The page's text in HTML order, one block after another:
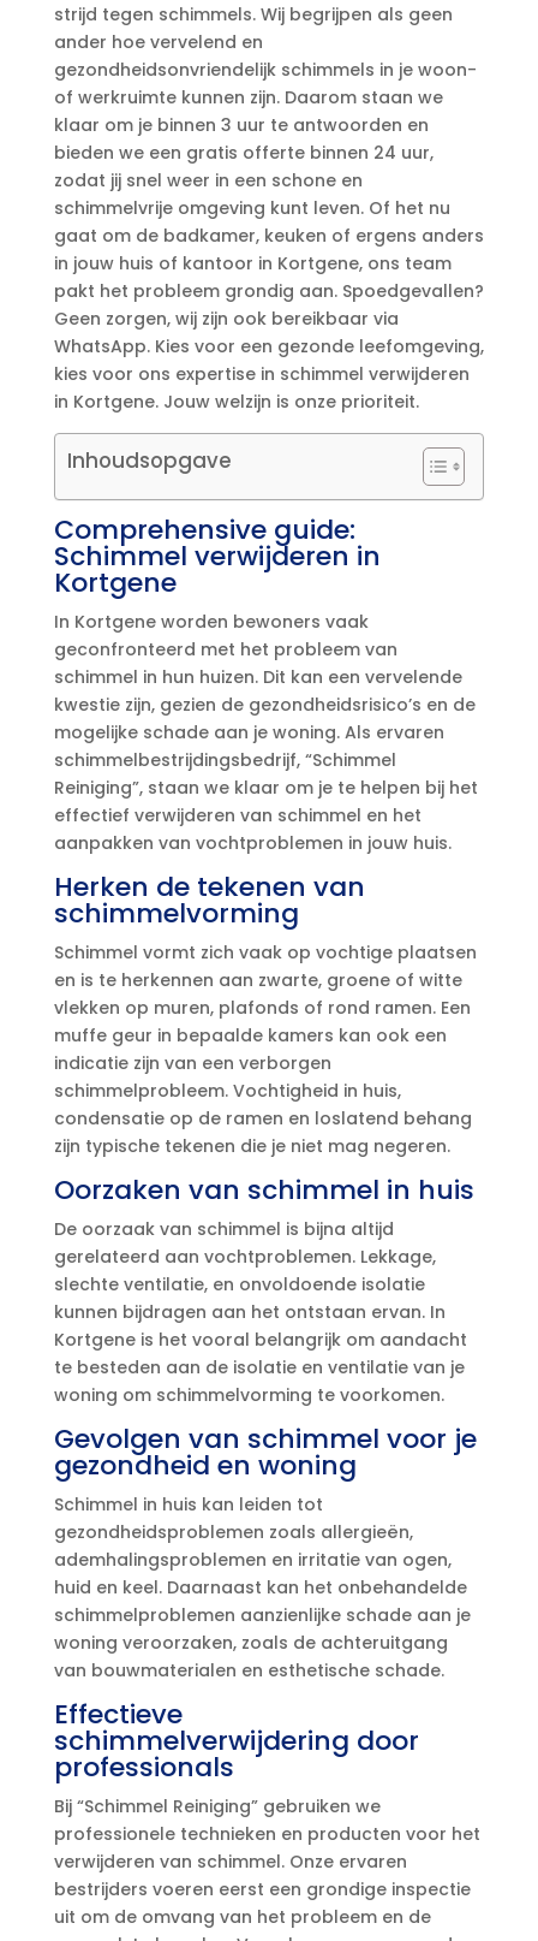
strijd tegen schimmels.​ Wij begrijpen als geen
ander hoe vervelend en
gezondheidsonvriendelijk schimmels in je woon-
of werkruimte kunnen zijn.​ Daarom staan we
klaar om je binnen 3 uur te antwoorden en
bieden we een gratis offerte binnen 24 uur,
zodat jij snel weer in een schone en
schimmelvrije omgeving kunt leven.​ Of het nu
gaat om de badkamer, keuken of ergens anders
in jouw huis of kantoor in Kortgene, ons team
pakt het probleem grondig aan.​ Spoedgevallen?
Geen zorgen, wij zijn ook bereikbaar via
WhatsApp.​ Kies voor een gezonde leefomgeving,
kies voor ons expertise in schimmel verwijderen
in Kortgene.​ Jouw welzijn is onze prioriteit.​
Inhoudsopgave
Comprehensive guide:
Schimmel verwijderen in
Kortgene
In Kortgene worden bewoners vaak
geconfronteerd met het probleem van
schimmel in hun huizen.​ Dit kan een vervelende
kwestie zijn, gezien de gezondheidsrisico’s en de
mogelijke schade aan je woning.​ Als ervaren
schimmelbestrijdingsbedrijf, “Schimmel
Reiniging”, staan we klaar om je te helpen bij het
effectief verwijderen van schimmel en het
aanpakken van vochtproblemen in jouw huis.​
Herken de tekenen van
schimmelvorming
Schimmel vormt zich vaak op vochtige plaatsen
en is te herkennen aan zwarte, groene of witte
vlekken op muren, plafonds of rond ramen.​ Een
muffe geur in bepaalde kamers kan ook een
indicatie zijn van een verborgen
schimmelprobleem.​ Vochtigheid in huis,
condensatie op de ramen en loslatend behang
zijn typische tekenen die je niet mag negeren.​
Oorzaken van schimmel in huis
De oorzaak van schimmel is bijna altijd
gerelateerd aan vochtproblemen.​ Lekkage,
slechte ventilatie, en onvoldoende isolatie
kunnen bijdragen aan het ontstaan ervan.​ In
Kortgene is het vooral belangrijk om aandacht
te besteden aan de isolatie en ventilatie van je
woning om schimmelvorming te voorkomen.​
Gevolgen van schimmel voor je
gezondheid en woning
Schimmel in huis kan leiden tot
gezondheidsproblemen zoals allergieën,
ademhalingsproblemen en irritatie van ogen,
huid en keel.​ Daarnaast kan het onbehandelde
schimmelproblemen aanzienlijke schade aan je
woning veroorzaken, zoals de achteruitgang
van bouwmaterialen en esthetische schade.​
Effectieve
schimmelverwijdering door
professionals
Bij “Schimmel Reiniging” gebruiken we
professionele technieken en producten voor het
verwijderen van schimmel.​ Onze ervaren
bestrijders voeren eerst een grondige inspectie
uit om de omvang van het probleem en de